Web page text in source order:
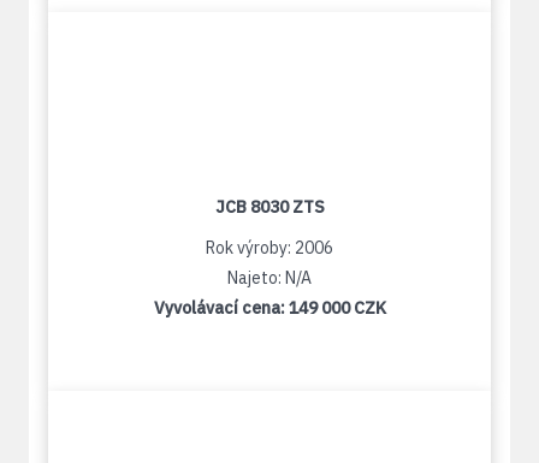
JCB 8030 ZTS
Rok výroby: 2006
Najeto: N/A
Vyvolávací cena:149 000 CZK